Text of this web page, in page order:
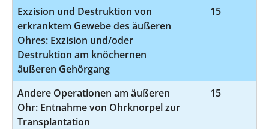
Exzision und Destruktion von
erkranktem Gewebe des äußeren
Ohres: Exzision und/oder
Destruktion am knöchernen
äußeren Gehörgang
15
Andere Operationen am äußeren
Ohr: Entnahme von Ohrknorpel zur
Transplantation
15